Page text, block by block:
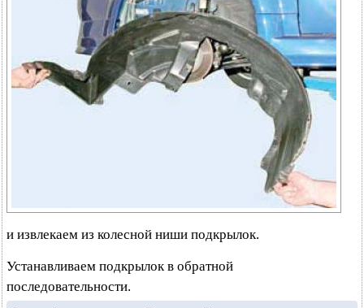
и извлекаем из колесной ниши подкрылок.
Устанавливаем подкрылок в обратной
последовательности.